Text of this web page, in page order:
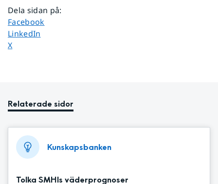
Dela sidan på:
Dela sidan på
Facebook
Dela sidan på
LinkedIn
Dela sidan på
X
Relaterade sidor
Kunskapsbanken
Tolka SMHIs väderprognoser